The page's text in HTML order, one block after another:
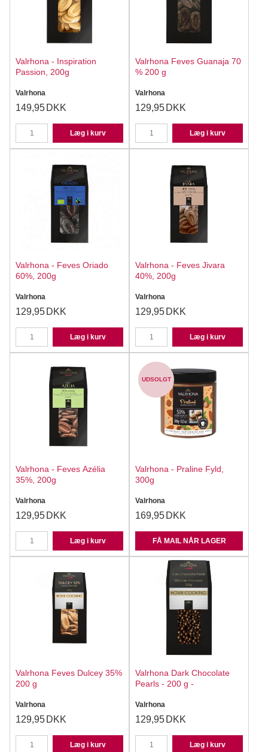
Valrhona - Inspiration
Passion, 200g
Valrhona
149,95 DKK
Læg i kurv
Valrhona Feves Guanaja 70
% 200 g
Valrhona
129,95 DKK
Læg i kurv
Valrhona - Feves Oriado
60%, 200g
Valrhona
129,95 DKK
Læg i kurv
Valrhona - Feves Jivara
40%, 200g
Valrhona
129,95 DKK
Læg i kurv
Valrhona - Feves Azélia
35%, 200g
Valrhona
129,95 DKK
Læg i kurv
UDSOLGT
Valrhona - Praline Fyld,
300g
Valrhona
169,95 DKK
FÅ MAIL NÅR LAGER
Valrhona Feves Dulcey 35%
200 g
Valrhona
129,95 DKK
Læg i kurv
Valrhona Dark Chocolate
Pearls - 200 g -
Valrhona
129,95 DKK
Læg i kurv